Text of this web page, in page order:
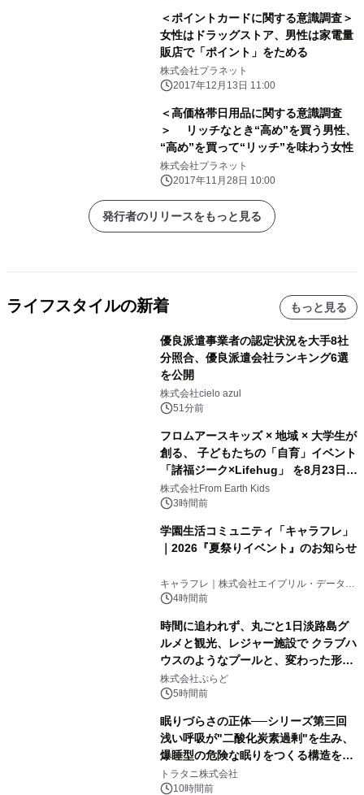
＜ポイントカードに関する意識調査＞
女性はドラッグストア、男性は家電量
販店で「ポイント」をためる
株式会社プラネット
2017年12月13日 11:00
＜高価格帯日用品に関する意識調査
＞ リッチなとき“高め”を買う男性、
“高め”を買って“リッチ”を味わう女性
株式会社プラネット
2017年11月28日 10:00
発行者のリリースをもっと見る
ライフスタイルの新着 もっと見る
優良派遣事業者の認定状況を大手8社
分照合、優良派遣会社ランキング6選
を公開
株式会社cielo azul
51分前
フロムアースキッズ × 地域 × 大学生が
創る、 子どもたちの「自育」イベント
「諸福ジーク×Lifehug」 を8月23日
(日)開催
株式会社From Earth Kids
3時間前
学園生活コミュニティ「キャラフレ」
｜2026『夏祭りイベント』のお知らせ
キャラフレ｜株式会社エイプリル・データ・
デザインズ
4時間前
時間に追われず、丸ごと1日淡路島グ
ルメと観光、レジャー施設で クラブハ
ウスのようなプールと、変わった形の
サウナも 「THE BOXY AWAJI」のお
得な素泊まり連泊プランで
株式会社ぷらど
5時間前
眠りづらさの正体──シリーズ第三回
浅い呼吸が"二酸化炭素過剰"を生み、
爆睡型の危険な眠りをつくる構造を解
説
トラタニ株式会社
10時間前